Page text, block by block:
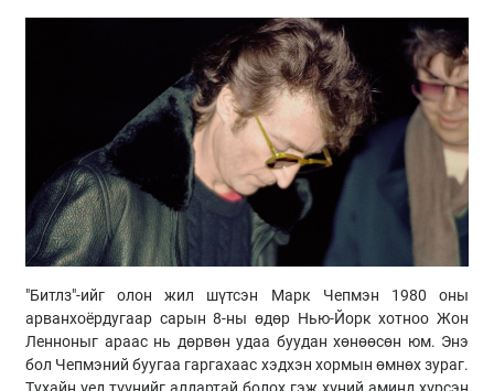
"Битлз"-ийг олон жил шүтсэн Марк Чепмэн 1980 оны
арванхоёрдугаар сарын 8-ны өдөр Нью-Йорк хотноо Жон
Ленноныг араас нь дөрвөн удаа буудан хөнөөсөн юм. Энэ
бол Чепмэний буугаа гаргахаас хэдхэн хормын өмнөх зураг.
Тухайн үед түүнийг алдартай болох гэж хүний аминд хүрсэн